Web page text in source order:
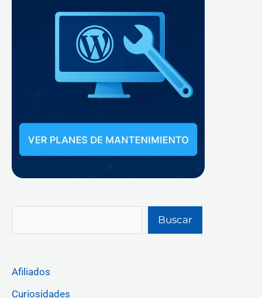
Buscar
Afiliados
Curiosidades